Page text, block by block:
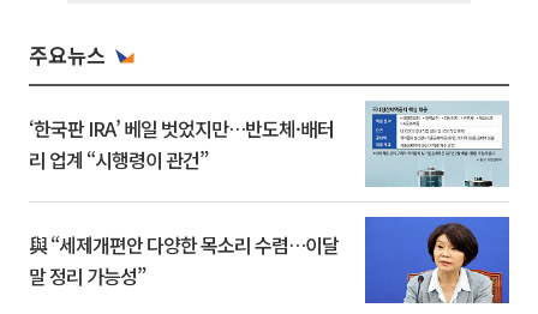
주요뉴스
‘한국판 IRA’ 베일 벗었지만…반도체·배터
리 업계 “시행령이 관건”
與 “세제개편안 다양한 목소리 수렴…이달
말 정리 가능성”